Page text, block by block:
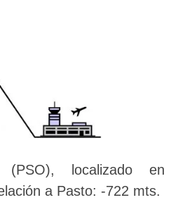
(PSO), localizado en
a Pasto: -722 mts.